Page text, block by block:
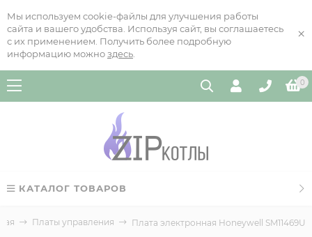
Мы используем cookie-файлы для улучшения работы
сайта и вашего удобства. Используя сайт, вы соглашаетесь
с их применением. Получить более подробную
информацию можно здесь
×
0
КАТАЛОГ ТОВАРОВ
Платы управления Плата электронная Honeywell SM11469U